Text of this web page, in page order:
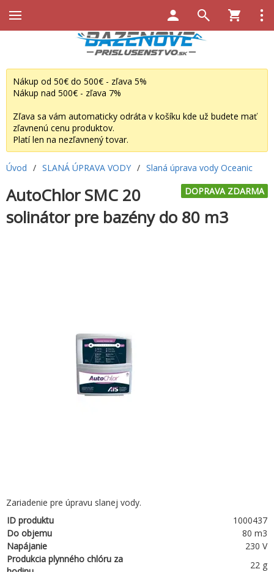
Nákup od 50€ do 500€ - zľava 5%
Nákup nad 500€ - zľava 7%
Zľava sa vám automaticky odráta v košíku kde už budete mať
zľavnenú cenu produktov.
Platí len na nezľavnený tovar.
Úvod / SLANÁ ÚPRAVA VODY / Slaná úprava vody Oceanic
DOPRAVA ZDARMA
AutoChlor SMC 20
solinátor pre bazény do 80 m3
Zariadenie pre úpravu slanej vody.
ID produktu
1000437
Do objemu
80 m3
Napájanie
230 V
Produkcia plynného chlóru za
22 g